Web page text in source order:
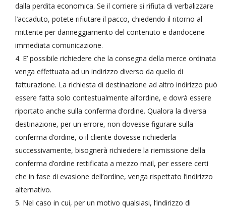
dalla perdita economica. Se il corriere si rifiuta di verbalizzare
l’accaduto, potete rifiutare il pacco, chiedendo il ritorno al
mittente per danneggiamento del contenuto e dandocene
immediata comunicazione.
E’ possibile richiedere che la consegna della merce ordinata
venga effettuata ad un indirizzo diverso da quello di
fatturazione. La richiesta di destinazione ad altro indirizzo può
essere fatta solo contestualmente all’ordine, e dovrà essere
riportato anche sulla conferma d’ordine. Qualora la diversa
destinazione, per un errore, non dovesse figurare sulla
conferma d’ordine, o il cliente dovesse richiederla
successivamente, bisognerà richiedere la riemissione della
conferma d’ordine rettificata a mezzo mail, per essere certi
che in fase di evasione dell’ordine, venga rispettato l’indirizzo
alternativo.
Nel caso in cui, per un motivo qualsiasi, l’indirizzo di